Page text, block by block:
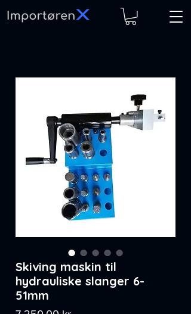
Skiving maskin til
hydrauliske slanger 6-
51mm